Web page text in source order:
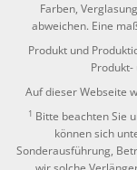
Farben,
abweichen. Eine
Produkt und
Auf dieser Webseite
1 Bitte beachten Sie
können sich
Sonderausführung,